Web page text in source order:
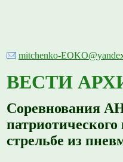
mitchenko-
ВЕСТИ
Соревнования
стрельбе из